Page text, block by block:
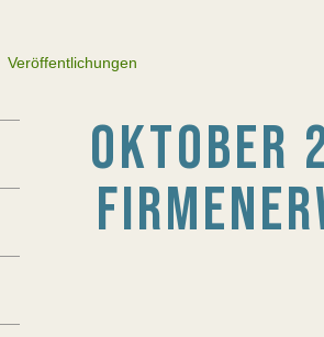
Veröffentlichungen
OKTOBER